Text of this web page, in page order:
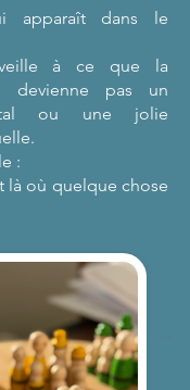
apparaît dans le
à ce que la
devienne pas un
ou une jolie
:
là où quelque chose